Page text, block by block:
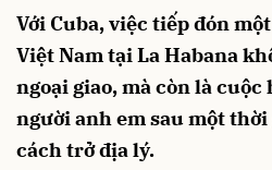
Với Cuba, việc tiếp đón
Việt Nam tại La Habana
ngoại giao, mà còn là
người anh em sau một
cách trở địa lý.